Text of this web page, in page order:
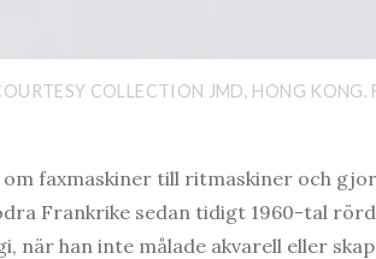
COLLECTION JMD, HONG KONG.
om faxmaskiner till ritmaskiner och
Frankrike sedan tidigt 1960-tal
när han inte målade akvarell eller